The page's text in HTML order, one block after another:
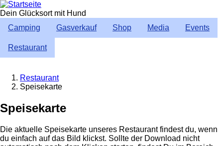
Direkt
zum
Dein Glücksort mit Hund
Camping
Gasverkauf Shop Media Events
Restaurant
Breadcrumb
Restaurant
Speisekarte
Speisekarte
Die aktuelle Speisekarte unseres Restaurant findest du, wenn
du einfach auf das Bild klickst. Sollte der Download nicht